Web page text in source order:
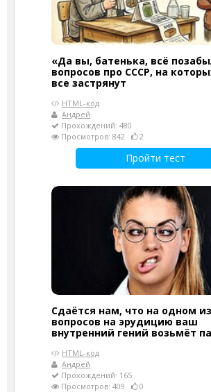
«Да вы, батенька, всё
вопросов про СССР, на
все застрянут
HTML-код
Андрей
Прохождений: 480
Просмотров: 842
2
Пройти тест
Сдаётся нам, что на одном
вопросов на эрудицию ваш
внутренний гений возьмёт
HTML-код
Андрей
Прохождений: 165
Просмотров: 409
0